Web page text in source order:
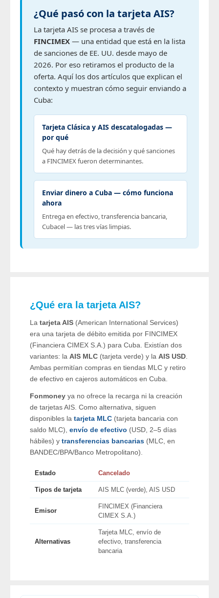
¿Qué pasó con la tarjeta AIS?
La tarjeta AIS se procesa a través de
FINCIMEX — una entidad que está en la lista
de sanciones de EE. UU. desde mayo de
2026. Por eso retiramos el producto de la
oferta. Aquí los dos artículos que explican el
contexto y muestran cómo seguir enviando a
Cuba:
Tarjeta Clásica y AIS descatalogadas —
por qué
Qué hay detrás de la decisión y qué sanciones
a FINCIMEX fueron determinantes.
Enviar dinero a Cuba — cómo funciona
ahora
Entrega en efectivo, transferencia bancaria,
Cubacel — las tres vías limpias.
¿Qué era la tarjeta AIS?
La tarjeta AIS (American International Services)
era una tarjeta de débito emitida por FINCIMEX
(Financiera CIMEX S.A.) para Cuba. Existían dos
variantes: la AIS MLC (tarjeta verde) y la AIS USD.
Ambas permitían compras en tiendas MLC y retiro
de efectivo en cajeros automáticos en Cuba.
Fonmoney ya no ofrece la recarga ni la creación
de tarjetas AIS. Como alternativa, siguen
disponibles la tarjeta MLC (tarjeta bancaria con
saldo MLC), envío de efectivo (USD, 2–5 días
hábiles) y transferencias bancarias (MLC, en
BANDEC/BPA/Banco Metropolitano).
Estado Cancelado
Tipos de tarjeta AIS MLC (verde), AIS USD
Emisor
FINCIMEX (Financiera
CIMEX S.A.)
Alternativas
Tarjeta MLC, envío de
efectivo, transferencia
bancaria